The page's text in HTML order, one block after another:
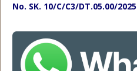
No. SK. 10/C/C3/DT.05.00/2025